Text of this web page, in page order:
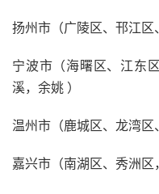
扬州市（广陵区、邗江区
宁波市（海曙区、江东
溪，余姚 ）
温州市（鹿城区、龙湾区
嘉兴市（南湖区、秀洲区